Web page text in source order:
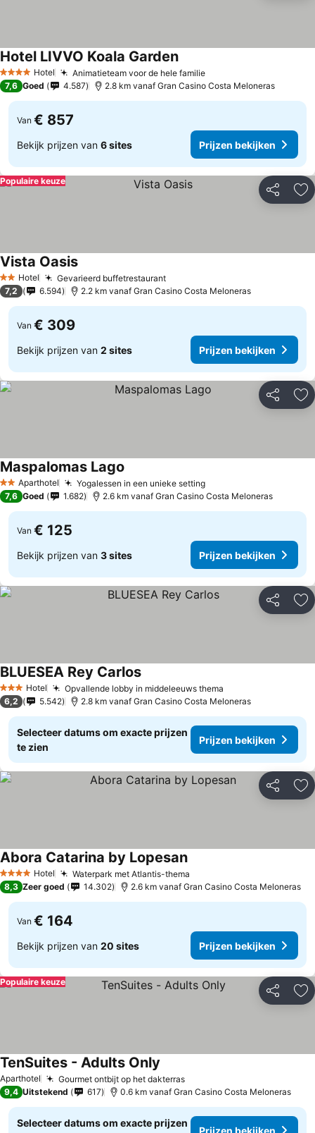
4 SterrenHotel Animatieteam voor de hele familiePrijzen bekijken
Hotel LIVVO Koala GardenPrijzen bekijken
7,6 Goed 4.587 2.8 km vanaf Gran Casino Costa Meloneras
Van € 857
Bekijk prijzen van 6 sites Prijzen bekijken
Delen
Populaire keuze
2 Sterren
Hotel Gevarieerd buffetrestaurantPrijzen bekijken
Vista OasisPrijzen bekijken
7,2 6.594 2.2 km vanaf Gran Casino Costa Meloneras
Van € 309
Bekijk prijzen van 2 sites Prijzen bekijken
Delen
2 SterrenAparthotel Yogalessen in een unieke settingPrijzen bekijken
Maspalomas Lago
7,6 Goed 1.682 2.6 km vanaf Gran Casino Costa Meloneras
Van € 125
Bekijk prijzen van 3 sites Prijzen bekijken
Delen
3 SterrenHotel Opvallende lobby in middeleeuws thema
BLUESEA Rey CarlosPrijzen bekijken
6,2 5.542 2.8 km vanaf Gran Casino Costa Meloneras
Selecteer datums om exacte prijzen
te zien
Prijzen bekijken
Delen
4 SterrenHotel Waterpark met Atlantis-thema
Abora Catarina by LopesanPrijzen bekijken
8,3 Zeer goed 14.302 2.6 km vanaf Gran Casino Costa Meloneras
Van € 164
Bekijk prijzen van 20 sites Prijzen bekijken
Delen
Populaire keuze
Aparthotel Gourmet ontbijt op het dakterrasPrijzen bekijken
TenSuites - Adults Only
9,4 Uitstekend 617 0.6 km vanaf Gran Casino Costa Meloneras
Selecteer datums om exacte prijzen
Prijzen bekijken